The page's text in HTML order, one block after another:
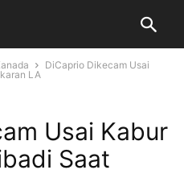
DiCaprio Dikecam Usai
LA
Usai Kabur
Saat